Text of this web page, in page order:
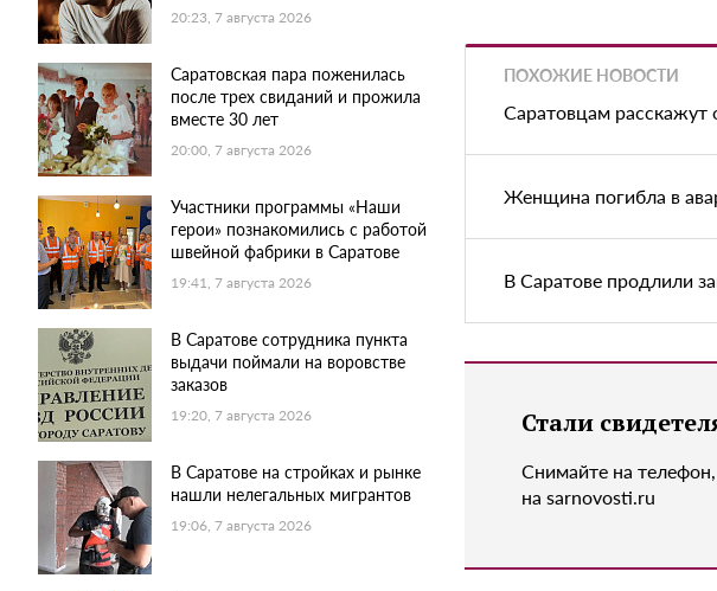
20:23, 7 августа 2026
Саратовская пара поженилась
после трех свиданий и прожила
вместе 30 лет
20:00, 7 августа 2026
Участники программы «Наши
герои» познакомились с работой
швейной фабрики в Саратове
19:41, 7 августа 2026
В Саратове сотрудника пункта
выдачи поймали на воровстве
заказов
19:20, 7 августа 2026
В Саратове на стройках и рынке
нашли нелегальных мигрантов
19:06, 7 августа 2026
ПОХОЖИЕ НОВОСТИ
Саратовцам
Женщина погибла в
В Саратове продлили
Стали
Снимайте на
на sarnovosti.ru